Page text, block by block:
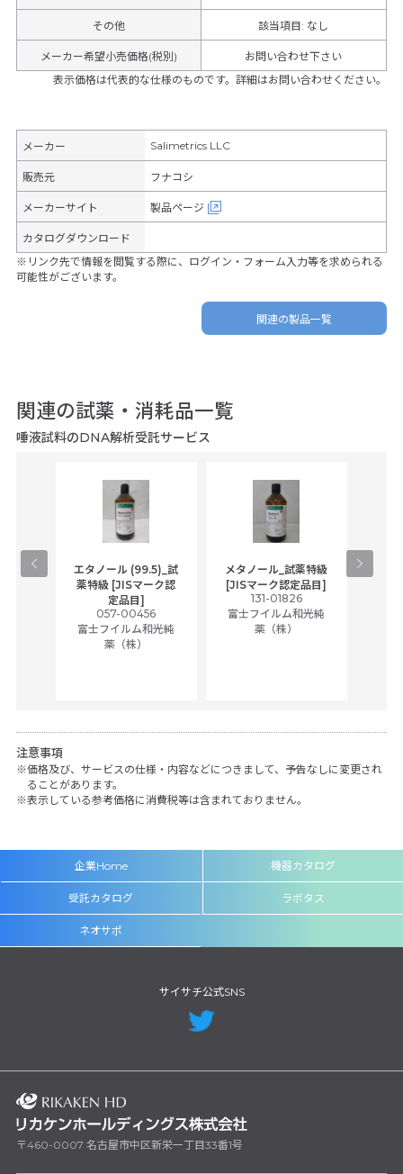
その他 該当項目: なし
メーカー希望小売価格(税別)
お問い合わせ下さい
表示価格は代表的な仕様のものです。詳細はお問い合わせください。
メーカー Salimetrics LLC
販売元 フナコシ
メーカーサイト 製品ページ
カタログダウンロード
※リンク先で情報を閲覧する際に、ログイン・フォーム入力等を求められる
可能性がございます。
関連の製品一覧
関連の試薬・消耗品一覧
唾液試料のDNA解析受託サービス
エタノール (99.5)_試
薬特級 [JISマーク認
定品目]
057-00456
富士フイルム和光純
薬（株）
メタノール_試薬特級
[JISマーク認定品目]
131-01826
富士フイルム和光純
薬（株）
注意事項
価格及び、サービスの仕様・内容などにつきまして、予告なしに変更され
ることがあります。
表示している参考価格に消費税等は含まれておりません。
企業Home 機器カタログ
受託カタログ ラボタス
ネオサポ
サイサチ公式SNS
〒460-0007 名古屋市中区新栄一丁目33番1号